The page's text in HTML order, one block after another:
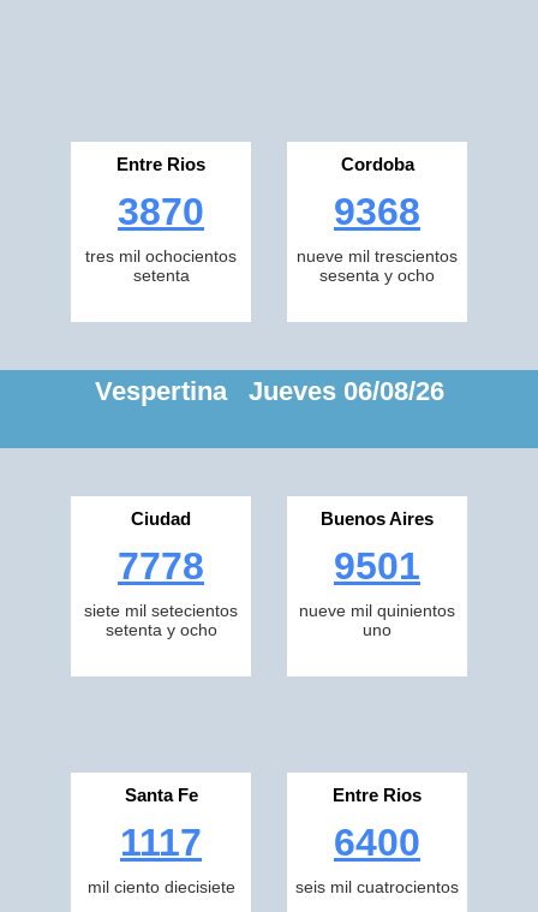
Entre Rios
3870
tres mil ochocientos
setenta
Cordoba
9368
nueve mil trescientos
sesenta y ocho
Vespertina Jueves 06/08/26
Ciudad
7778
siete mil setecientos
setenta y ocho
Buenos Aires
9501
nueve mil quinientos
uno
Santa Fe
1117
mil ciento diecisiete
Entre Rios
6400
seis mil cuatrocientos